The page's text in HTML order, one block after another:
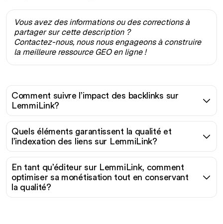
Vous avez des informations ou des corrections à
partager sur cette description ?
Contactez-nous, nous nous engageons à construire
la meilleure ressource GEO en ligne !
Comment suivre l’impact des backlinks sur
LemmiLink?
Quels éléments garantissent la qualité et
l’indexation des liens sur LemmiLink?
En tant qu’éditeur sur LemmiLink, comment
optimiser sa monétisation tout en conservant
la qualité?